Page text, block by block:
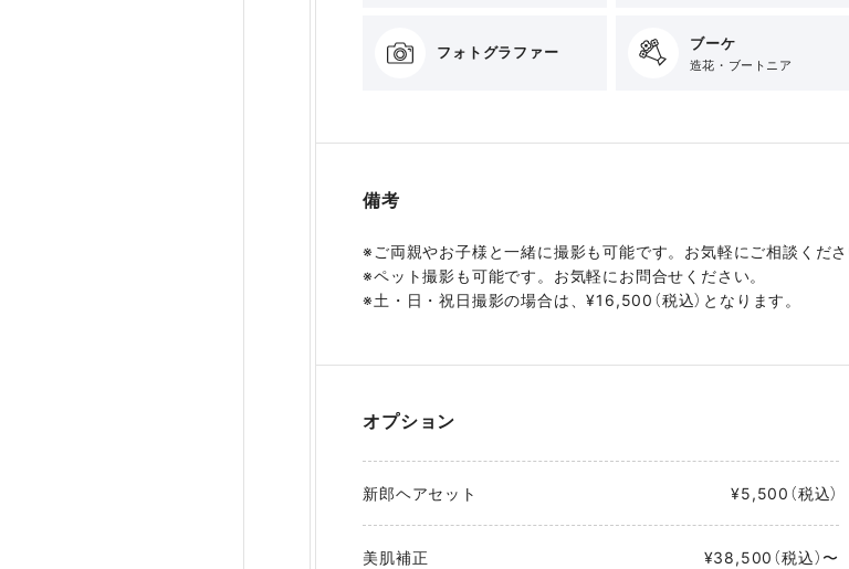
フォトグラファー ブーケ
造花・ブートニア
備考
※ご両親やお子様と一緒に撮影も可能です。お気軽にご相談くださ
※ペット撮影も可能です。お気軽にお問合せください。
※土・日・祝日撮影の場合は、¥16,500（税込）となります。
オプション
新郎ヘアセット ¥5,500（税込）
美肌補正 ¥38,500（税込）〜